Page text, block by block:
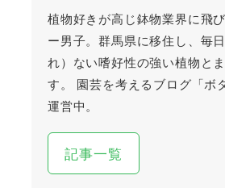
植物好きが高じ鉢物業界に飛
ー男子。群馬県に移住し、毎
れ）ない嗜好性の強い植物と
す。 園芸を考えるブログ「ボ
運営中。
記事一覧